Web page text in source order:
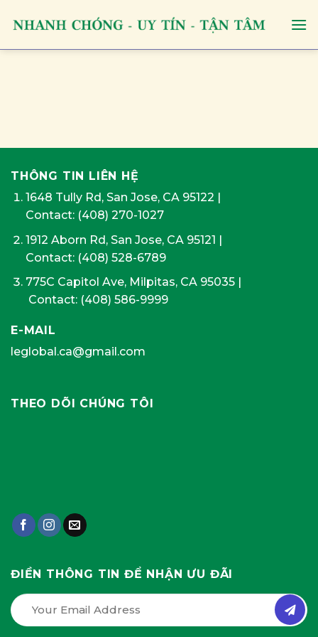
THÔNG TIN LIÊN HỆ
1648 Tully Rd, San Jose, CA 95122 |
Contact: (408) 270-1027
1912 Aborn Rd, San Jose, CA 95121 |
Contact: (408) 528-6789
775C Capitol Ave, Milpitas, CA 95035|
Contact: (408) 586-9999
E-MAIL
leglobal.ca@gmail.com
THEO DÕI CHÚNG TÔI
ĐIỀN THÔNG TIN ĐỂ NHẬN ƯU ĐÃI